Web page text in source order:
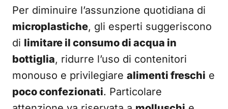
Per diminuire l’assunzione quotidiana di
microplastiche, gli esperti suggeriscono
di limitare il consumo di acqua in
bottiglia, ridurre l’uso di contenitori
monouso e privilegiare alimenti freschi e
poco confezionati. Particolare